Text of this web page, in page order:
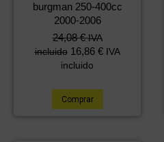
burgman 250-400cc
2000-2006
24,08€ IVA
incluido 16,86 € IVA
incluido
Comprar